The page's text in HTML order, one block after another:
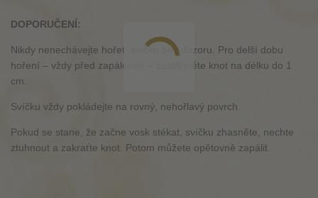
DOPORUČENÍ:
Nikdy nenechávejte hořet svíčku bez dozoru. Pro delší dobu
hoření – vždy před zapálením – zastřihněte knot na délku do 1
cm.
Svíčku vždy pokládejte na rovný, nehořlavý povrch.
Pokud se stane, že začne vosk stékat, svíčku zhasněte, nechte
ztuhnout a zakraťte knot. Potom můžete opětovně zapálit.